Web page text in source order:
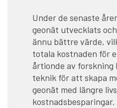
Under de senaste
geonät utvecklats
ännu bättre värde,
totala kostnaden för
årtionde av
teknik för att skapa
geonät med längre
kostnadsbesparingar.